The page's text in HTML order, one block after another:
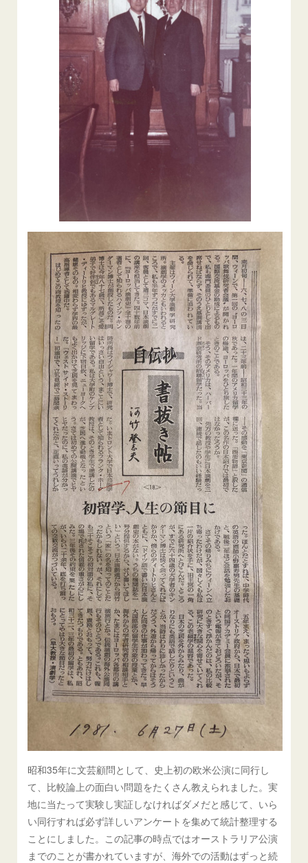
昭和35年に文芸顧問として、史上初の欧米公演に同行し
て、比較論上の面白い問題をたくさん教えられました。実
地に当たって実験し実証しなければダメだと感じて、いら
い同行すれば必ず詳しいアンケートを集めて統計整理する
ことにしました。この記事の時点ではオーストラリア公演
までのことが書かれていますが、海外での活動はずっと続